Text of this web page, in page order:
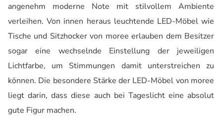
angenehm moderne Note mit stilvollem Ambiente
verleihen. Von innen heraus leuchtende LED-Möbel wie
Tische und Sitzhocker von moree erlauben dem Besitzer
sogar eine wechselnde Einstellung der jeweiligen
Lichtfarbe, um Stimmungen damit unterstreichen zu
können. Die besondere Stärke der LED-Möbel von moree
liegt darin, dass diese auch bei Tageslicht eine absolut
gute Figur machen.